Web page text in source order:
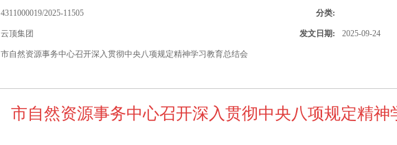
4311000019/2025-11505 分类:
云顶集团 发文日期: 2025-09-24
市自然资源事务中心召开深入贯彻中央八项规定精神学习教育总结会
市自然资源事务中心召开深入贯彻中央八项规定精神